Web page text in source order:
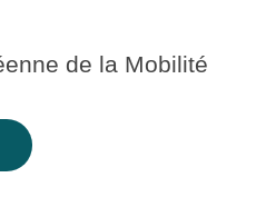
de la Mobilité